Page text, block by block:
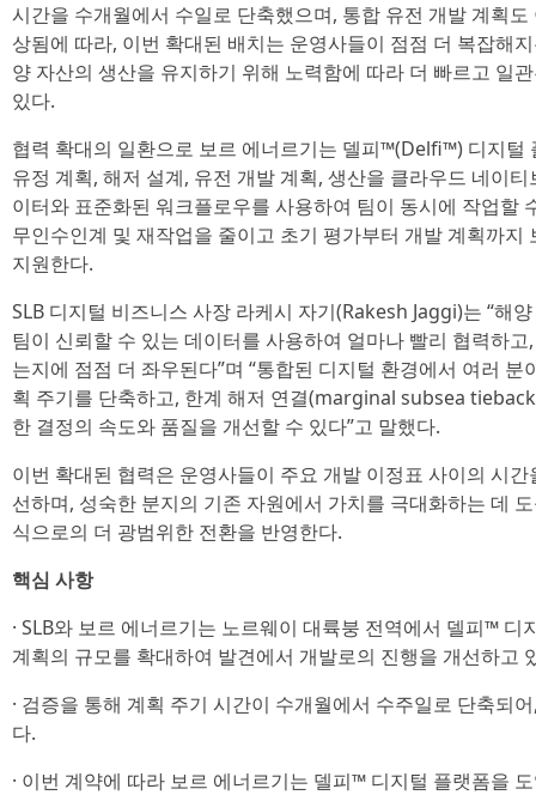
시간을 수개월에서 수일로 단축했으며, 통합 유전 개발 계획
상됨에 따라, 이번 확대된 배치는 운영사들이 점점 더 복잡해
양 자산의 생산을 유지하기 위해 노력함에 따라 더 빠르고 일
있다.
협력 확대의 일환으로 보르 에너르기는 델피™(Delfi™) 디지털
유정 계획, 해저 설계, 유전 개발 계획, 생산을 클라우드 네이
이터와 표준화된 워크플로우를 사용하여 팀이 동시에 작업할
무인수인계 및 재작업을 줄이고 초기 평가부터 개발 계획까
지원한다.
SLB 디지털 비즈니스 사장 라케시 자기(Rakesh Jaggi)는 “해
팀이 신뢰할 수 있는 데이터를 사용하여 얼마나 빨리 협력하
는지에 점점 더 좌우된다”며 “통합된 디지털 환경에서 여러
획 주기를 단축하고, 한계 해저 연결(marginal subsea
한 결정의 속도와 품질을 개선할 수 있다”고 말했다.
이번 확대된 협력은 운영사들이 주요 개발 이정표 사이의 시
선하며, 성숙한 분지의 기존 자원에서 가치를 극대화하는 데
식으로의 더 광범위한 전환을 반영한다.
핵심 사항
· SLB와 보르 에너르기는 노르웨이 대륙붕 전역에서 델피™
계획의 규모를 확대하여 발견에서 개발로의 진행을 개선하고
· 검증을 통해 계획 주기 시간이 수개월에서 수주일로 단축되
다.
· 이번 계약에 따라 보르 에너르기는 델피™ 디지털 플랫폼을